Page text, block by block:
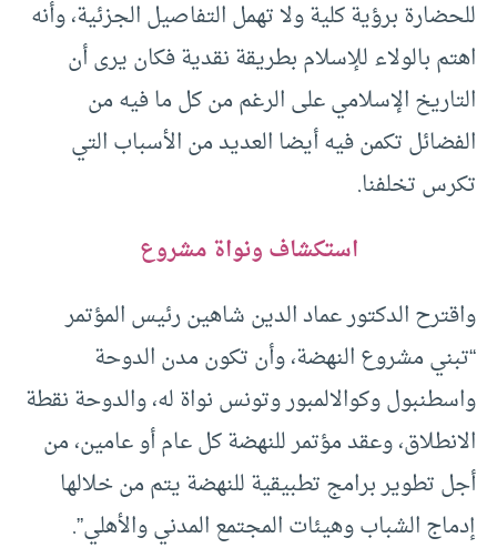
للحضارة برؤية كلية ولا تهمل التفاصيل الجزئية، وأنه
اهتم بالولاء للإسلام بطريقة نقدية فكان يرى أن
التاريخ الإسلامي على الرغم من كل ما فيه من
الفضائل تكمن فيه أيضا العديد من الأسباب التي
تكرس تخلفنا.
استكشاف ونواة مشروع
واقترح الدكتور عماد الدين شاهين رئيس المؤتمر
“تبني مشروع النهضة، وأن تكون مدن الدوحة
واسطنبول وكوالالمبور وتونس نواة له، والدوحة نقطة
الانطلاق، وعقد مؤتمر للنهضة كل عام أو عامين، من
أجل تطوير برامج تطبيقية للنهضة يتم من خلالها
إدماج الشباب وهيئات المجتمع المدني والأهلي”.